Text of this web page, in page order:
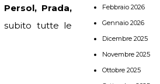
Prada,
subito tutte le
Febbraio 2026
Gennaio 2026
Dicembre 2025
Novembre 2025
Ottobre 2025